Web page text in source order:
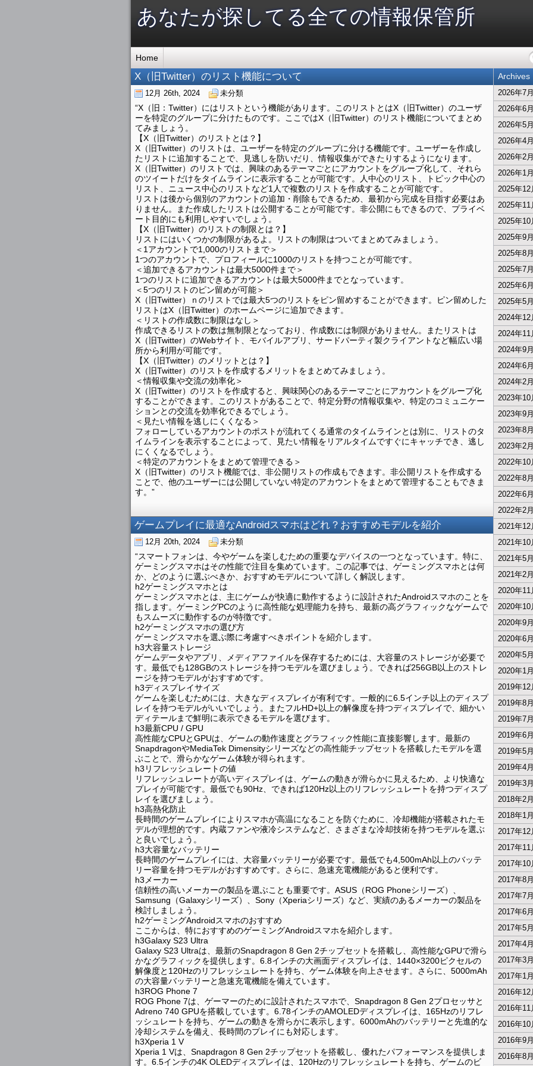
あなたが探してる全ての情報保管所
Home
X（旧Twitter）のリスト機能について
12月 26th, 2024 未分類
“X（旧：Twitter）にはリストという機能があります。このリストとはX（旧Twitter）のユーザ
ーを特定のグループに分けたものです。ここではX（旧Twitter）のリスト機能についてまとめ
てみましょう。
【X（旧Twitter）のリストとは？】
X（旧Twitter）のリストは、ユーザーを特定のグループに分ける機能です。ユーザーを作成し
たリストに追加することで、見逃しを防いだり、情報収集ができたりするようになります。
X（旧Twitter）のリストでは、興味のあるテーマごとにアカウントをグループ化して、それら
のツイートだけをタイムラインに表示することが可能です。人中心のリスト、トピック中心の
リスト、ニュース中心のリストなど1人で複数のリストを作成することが可能です。
リストは後から個別のアカウントの追加・削除もできるため、最初から完成を目指す必要はあ
りません。また作成したリストは公開することが可能です。非公開にもできるので、プライベ
ート目的にも利用しやすいでしょう。
【X（旧Twitter）のリストの制限とは？】
リストにはいくつかの制限があるよ。リストの制限はついてまとめてみましょう。
＜1アカウントで1,000のリストまで＞
1つのアカウントで、プロフィールに1000のリストを持つことが可能です。
＜追加できるアカウントは最大5000件まで＞
1つのリストに追加できるアカウントは最大5000件までとなっています。
＜5つのリストのピン留めが可能＞
X（旧Twitter）ｎのリストでは最大5つのリストをピン留めすることができます。ピン留めした
リストはX（旧Twitter）のホームページに追加できます。
＜リストの作成数に制限はなし＞
作成できるリストの数は無制限となっており、作成数には制限がありません。またリストは
X（旧Twitter）のWebサイト、モバイルアプリ、サードパーティ製クライアントなど幅広い場
所から利用が可能です。
【X（旧Twitter）のメリットとは？】
X（旧Twitter）のリストを作成するメリットをまとめてみましょう。
＜情報収集や交流の効率化＞
X（旧Twitter）のリストを作成すると、興味関心のあるテーマごとにアカウントをグループ化
することができます。このリストがあることで、特定分野の情報収集や、特定のコミュニケー
ションとの交流を効率化できるでしょう。
＜見たい情報を逃しにくくなる＞
フォローしているアカウントのポストが流れてくる通常のタイムラインとは別に、リストのタ
イムラインを表示することによって、見たい情報をリアルタイムですぐにキャッチでき、逃し
にくくなるでしょう。
＜特定のアカウントをまとめて管理できる＞
X（旧Twitter）のリスト機能では、非公開リストの作成もできます。非公開リストを作成する
ことで、他のユーザーには公開していない特定のアカウントをまとめて管理することもできま
す。”
ゲームプレイに最適なAndroidスマホはどれ？おすすめモデルを紹介
12月 20th, 2024 未分類
“スマートフォンは、今やゲームを楽しむための重要なデバイスの一つとなっています。特に、
ゲーミングスマホはその性能で注目を集めています。この記事では、ゲーミングスマホとは何
か、どのように選ぶべきか、おすすめモデルについて詳しく解説します。
h2ゲーミングスマホとは
ゲーミングスマホとは、主にゲームが快適に動作するように設計されたAndroidスマホのことを
指します。ゲーミングPCのように高性能な処理能力を持ち、最新の高グラフィックなゲームで
もスムーズに動作するのが特徴です。
h2ゲーミングスマホの選び方
ゲーミングスマホを選ぶ際に考慮すべきポイントを紹介します。
h3大容量ストレージ
ゲームデータやアプリ、メディアファイルを保存するためには、大容量のストレージが必要で
す。最低でも128GBのストレージを持つモデルを選びましょう。できれば256GB以上のストレ
ージを持つモデルがおすすめです。
h3ディスプレイサイズ
ゲームを楽しむためには、大きなディスプレイが有利です。一般的に6.5インチ以上のディスプ
レイを持つモデルがいいでしょう。またフルHD+以上の解像度を持つディスプレイで、細かい
ディテールまで鮮明に表示できるモデルを選びます。
h3最新CPU / GPU
高性能なCPUとGPUは、ゲームの動作速度とグラフィック性能に直接影響します。最新の
SnapdragonやMediaTek Dimensityシリーズなどの高性能チップセットを搭載したモデルを選
ぶことで、滑らかなゲーム体験が得られます。
h3リフレッシュレートの値
リフレッシュレートが高いディスプレイは、ゲームの動きが滑らかに見えるため、より快適な
プレイが可能です。最低でも90Hz、できれば120Hz以上のリフレッシュレートを持つディスプ
レイを選びましょう。
h3高熱化防止
長時間のゲームプレイによりスマホが高温になることを防ぐために、冷却機能が搭載されたモ
デルが理想的です。内蔵ファンや液冷システムなど、さまざまな冷却技術を持つモデルを選ぶ
と良いでしょう。
h3大容量なバッテリー
長時間のゲームプレイには、大容量バッテリーが必要です。最低でも4,500mAh以上のバッテ
リー容量を持つモデルがおすすめです。さらに、急速充電機能があると便利です。
h3メーカー
信頼性の高いメーカーの製品を選ぶことも重要です。ASUS（ROG Phoneシリーズ）、
Samsung（Galaxyシリーズ）、Sony（Xperiaシリーズ）など、実績のあるメーカーの製品を
検討しましょう。
h2ゲーミングAndroidスマホのおすすめ
ここからは、特におすすめのゲーミングAndroidスマホを紹介します。
h3Galaxy S23 Ultra
Galaxy S23 Ultraは、最新のSnapdragon 8 Gen 2チップセットを搭載し、高性能なGPUで滑ら
かなグラフィックを提供します。6.8インチの大画面ディスプレイは、1440×3200ピクセルの
解像度と120Hzのリフレッシュレートを持ち、ゲーム体験を向上させます。さらに、5000mAh
の大容量バッテリーと急速充電機能を備えています。
h3ROG Phone 7
ROG Phone 7は、ゲーマーのために設計されたスマホで、Snapdragon 8 Gen 2プロセッサと
Adreno 740 GPUを搭載しています。6.78インチのAMOLEDディスプレイは、165Hzのリフレ
ッシュレートを持ち、ゲームの動きを滑らかに表示します。6000mAhのバッテリーと先進的な
冷却システムを備え、長時間のプレイにも対応します。
h3Xperia 1 V
Xperia 1 Vは、Snapdragon 8 Gen 2チップセットを搭載し、優れたパフォーマンスを提供しま
す。6.5インチの4K OLEDディスプレイは、120Hzのリフレッシュレートを持ち、ゲームのビ
Archives
2026年7月
2026年6月
2026年5月
2026年4月
2026年2月
2026年1月
2025年12
2025年11
2025年10
2025年9月
2025年8月
2025年7月
2025年6月
2025年5月
2024年12
2024年11
2024年9月
2024年6月
2024年2月
2023年10
2023年9月
2023年8月
2023年2月
2022年10
2022年8月
2022年6月
2022年2月
2021年12
2021年10
2021年5月
2021年2月
2020年11
2020年10
2020年9月
2020年6月
2020年5月
2020年1月
2019年12
2019年8月
2019年7月
2019年6月
2019年5月
2019年4月
2019年3月
2018年2月
2018年1月
2017年12
2017年11
2017年10
2017年8月
2017年7月
2017年6月
2017年5月
2017年4月
2017年3月
2017年1月
2016年12
2016年11
2016年10
2016年9月
2016年8月